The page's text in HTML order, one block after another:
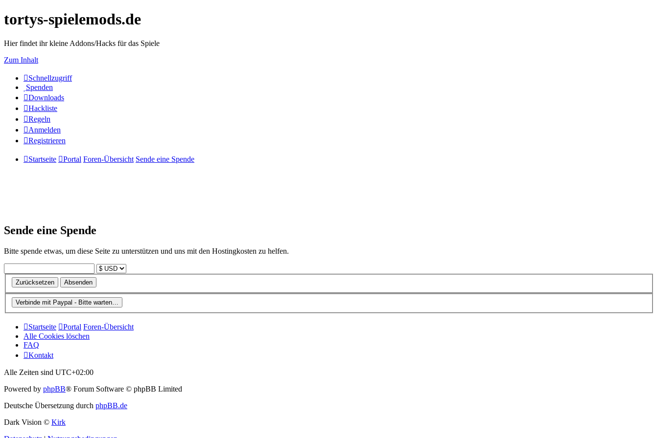
tortys-spielemods.de
Hier findet ihr kleine Addons/Hacks für das Spiele
Zum Inhalt
Schnellzugriff
Spenden
Downloads
Hackliste
Regeln
Anmelden
Registrieren
Startseite Portal Foren-Übersicht Sende eine Spende
Sende eine Spende
Bitte spende etwas, um diese Seite zu unterstützen und uns mit den Hostingkosten zu helfen.
Startseite Portal Foren-Übersicht
Alle Cookies löschen
FAQ
Kontakt
Alle Zeiten sind UTC+02:00
Powered by phpBB® Forum Software © phpBB Limited
Deutsche Übersetzung durch phpBB.de
Dark Vision © Kirk